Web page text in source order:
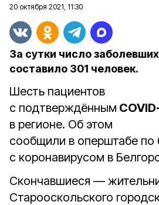
20 октября 2021, 11:30
За сутки число
составило 301 человек.
Шесть пациентов
с подтверждённым
в регионе. Об этом
сообщили в оперштабе по
с коронавирусом в
Скончавшиеся —
Старооскольского